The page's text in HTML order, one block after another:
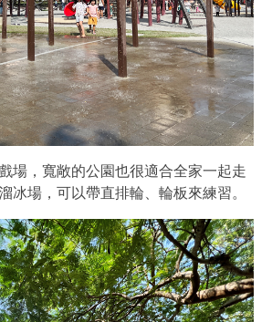
場，寬敞的公園也很適合全家一起走
冰場，可以帶直排輪、輪板來練習。